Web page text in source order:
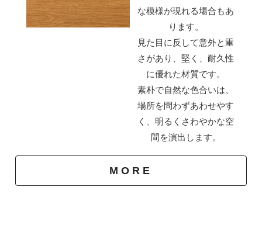
掘り込み式の取っ手
前板は開けやすさにもこだわって、「掘り込み」の取っ
手にしています。
な模様が現れる場合もあ
ります。
見た目に反して意外と重
さがあり、堅く、耐久性
に優れた材質です。
素朴で自然な色合いは、
場所を問わずあわせやす
く、明るくさわやかな空
間を演出します。
MORE